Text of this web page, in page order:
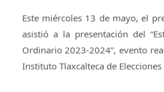
Este miércoles 13 de mayo, el
asistió a la presentación del
Ordinario 2023-2024”, evento
Instituto Tlaxcalteca de Elecciones